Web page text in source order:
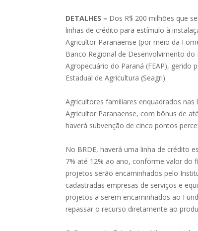
DETALHES – Dos R$ 200 milhões que
linhas de crédito para estímulo à
Agricultor Paranaense (por meio da
Banco Regional de Desenvolvimento do
Agropecuário do Paraná (FEAP), gerido
Estadual de Agricultura (Seagri).
Agricultores familiares enquadrados
Agricultor Paranaense, com bônus de
haverá subvenção de cinco pontos
No BRDE, haverá uma linha de crédito
7% até 12% ao ano, conforme valor do
projetos serão encaminhados pelo
cadastradas empresas de serviços e
projetos a serem encaminhados ao
repassar o recurso diretamente ao